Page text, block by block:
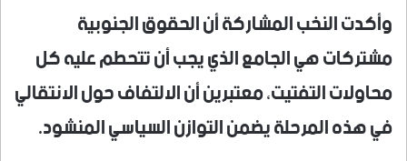
وأكدت النخب المشاركة أن الحقوق الجنوبية
مشتركات هي الجامع الذي يجب أن تتحطم عليه كل
محاولات التفتيت، معتبرين أن الالتفاف حول الانتقالي
في هذه المرحلة يضمن التوازن السياسي المنشود.